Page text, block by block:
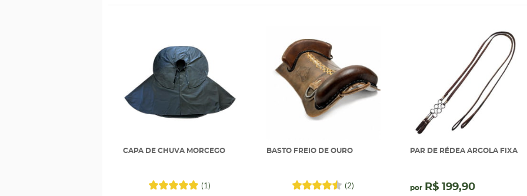
CAPA DE CHUVA MORCEGO
(1)
BASTO FREIO DE OURO
(2)
PAR DE RÉDEA ARGOLA FIXA
por R$ 199,90